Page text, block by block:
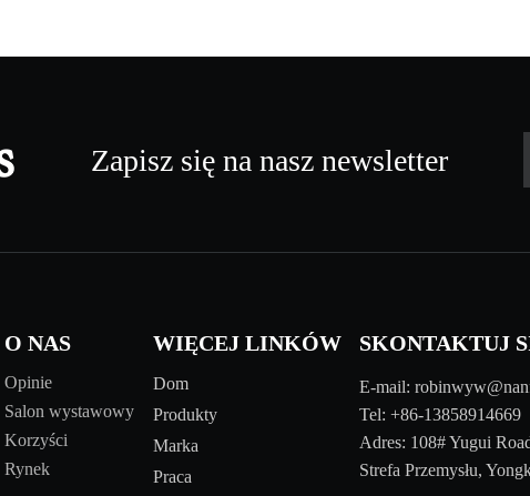
Zapisz się na nasz newsletter
O NAS
Opinie
Salon wystawowy
Korzyści
Rynek
WIĘCEJ LINKÓW
Dom
Produkty
Marka
Praca
SKONTAKTUJ
E-mail:
Tel: +86-13858914669
Adres: 108# Yugui
Strefa Przemysłu,